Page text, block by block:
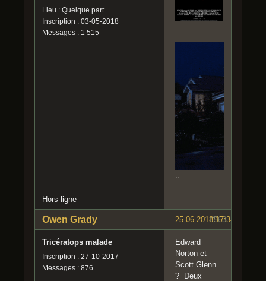
Lieu : Quelque part
Inscription : 03-05-2018
Messages : 1 515
..
Hors ligne
#563
25-06-2018 17:34:20
Owen Grady
Tricératops malade
Inscription : 27-10-2017
Messages : 876
Edward
Norton et
Scott Glenn
? Deux